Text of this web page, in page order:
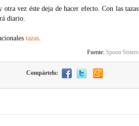
vez éste deja de hacer efecto. Con las tazas
diario.
tazas.
Fuente: Spoon Sisters
Compártelo: